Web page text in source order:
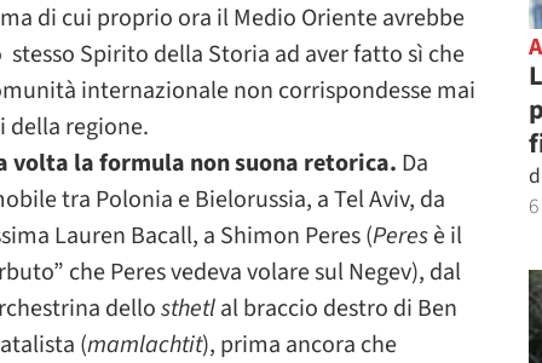
di cui proprio ora il Medio Oriente avrebbe
Spirito della Storia ad aver fatto sì che
internazionale non corrispondesse mai
della regione.
volta la formula non suona retorica. Da
tra Polonia e Bielorussia, a Tel Aviv, da
Lauren Bacall, a Shimon Peres (Peresè il
che Peres vedeva volare sul Negev), dal
dellosthetlal braccio destro di Ben
(mamlachtit), prima ancora che